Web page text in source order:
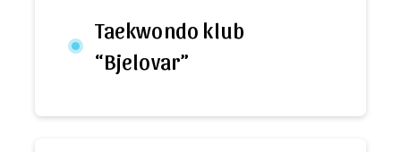
Taekwondo klub
“Bjelovar”